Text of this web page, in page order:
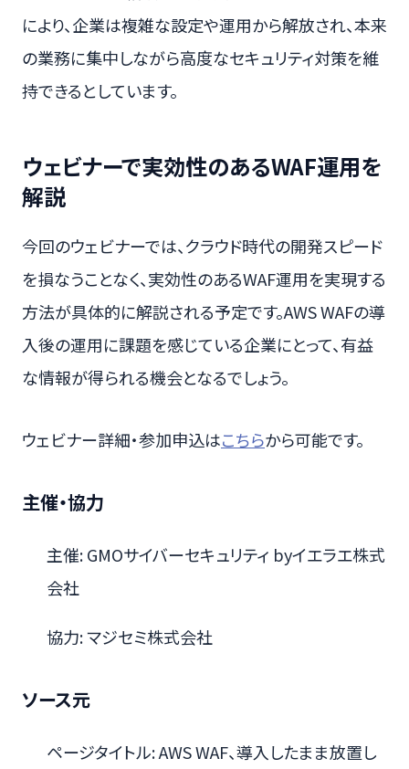
により、企業は複雑な設定や運用から解放され、本来
の業務に集中しながら高度なセキュリティ対策を維
持できるとしています。
ウェビナーで実効性のあるWAF運用を
解説
今回のウェビナーでは、クラウド時代の開発スピード
を損なうことなく、実効性のあるWAF運用を実現する
方法が具体的に解説される予定です。AWS WAFの導
入後の運用に課題を感じている企業にとって、有益
な情報が得られる機会となるでしょう。
ウェビナー詳細・参加申込はこちらから可能です。
主催・協力
主催: GMOサイバーセキュリティ byイエラエ株式
会社
協力: マジセミ株式会社
ソース元
ページタイトル: AWS WAF、導入したまま放置し